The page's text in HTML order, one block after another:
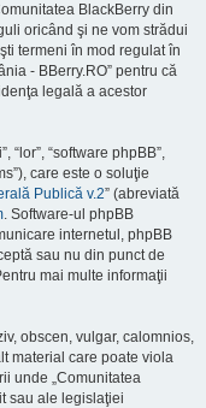
BlackBerry din
oricând şi ne vom strădui
termeni în mod regulat în
- BBerry.RO” pentru că
legală a acestor
“lor”, “software phpBB”,
care este o soluţie
Publică v.2” (abreviată
. Software-ul phpBB
internetul, phpBB
sau nu din punct de
mai multe informaţii
obscen, vulgar, calomnios,
material care poate viola
unde „Comunitatea
sau ale legislaţiei